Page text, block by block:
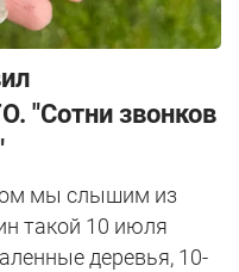
"Сотни звонков
мы слышим из
такой 10 июля
деревья, 10-